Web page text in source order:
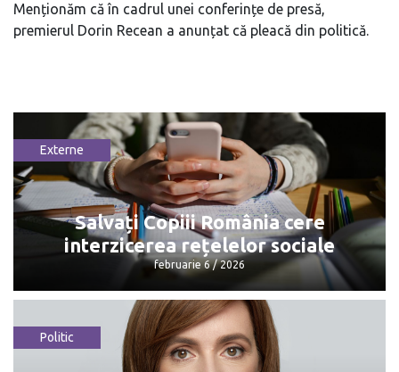
Menționăm că în cadrul unei conferințe de presă,
premierul Dorin Recean a anunțat că pleacă din politică.
Externe
Salvați Copiii România cere
interzicerea rețelelor sociale
februarie 6 / 2026
Salvați Copiii România cere
Politic